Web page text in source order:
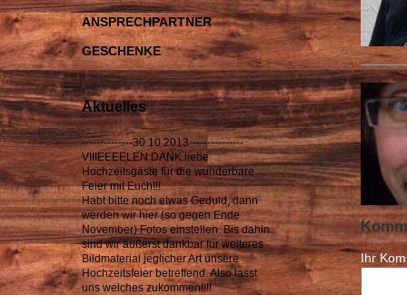
Ihr
ANSPRECHPARTNER
GESCHENKE
Aktuelles
--------------30.10.2013---------------
VIIIEEEELEN DANK liebe
Hochzeitsgäste für die wunderbare
Feier mit Euch!!!
Habt bitte noch etwas Geduld, dann
werden wir hier (so gegen Ende
November) Fotos einstellen. Bis dahin
sind wir äußerst dankbar für weiteres
Bildmaterial jeglicher Art unsere
Hochzeitsfeier betreffend. Also lasst
uns welches zukommen!!!!